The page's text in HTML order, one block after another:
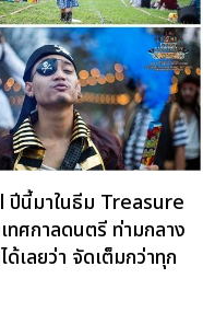
ปีนี้มาในธีม Treasure
ศกาลดนตรี ท่ามกลาง
เลยว่า จัดเต็มกว่าทุก